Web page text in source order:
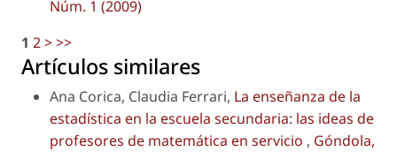
Núm. 1 (2009)
1 2>>>
Artículos similares
Ana Corica, Claudia Ferrari, La enseñanza de la
estadística en la escuela secundaria: las ideas de
profesores de matemática en servicio , Góndola,